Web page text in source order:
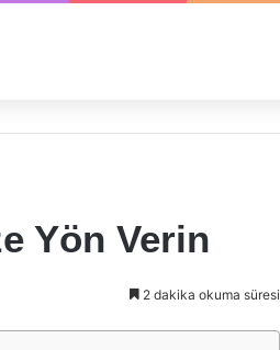
Yön Verin
2 dakika okuma süresi